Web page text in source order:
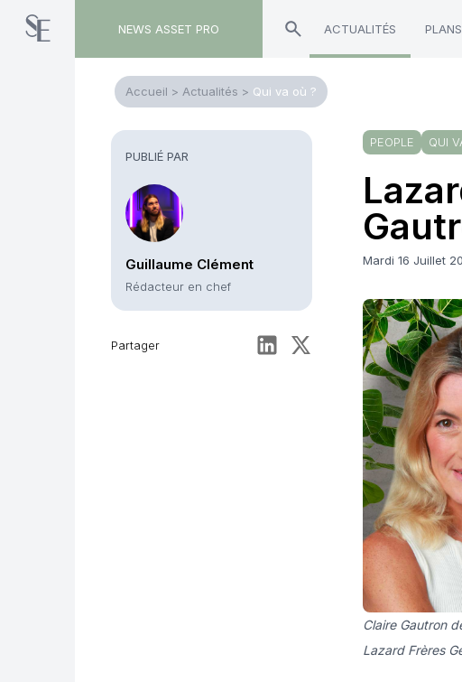
NEWS ASSET PRO ACTUALITÉS
Accueil > Actualités > Qui va où ?
PUBLIÉ PAR
Guillaume Clément
Rédacteur en chef
Partager
PEOPLE QUI
Mardi 16 Juillet
Claire Gautron
Lazard Frères